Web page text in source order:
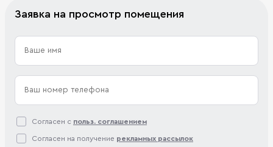
Заявка на просмотр помещения
Согласен с польз. соглашением
Согласен на получение рекламных рассылок